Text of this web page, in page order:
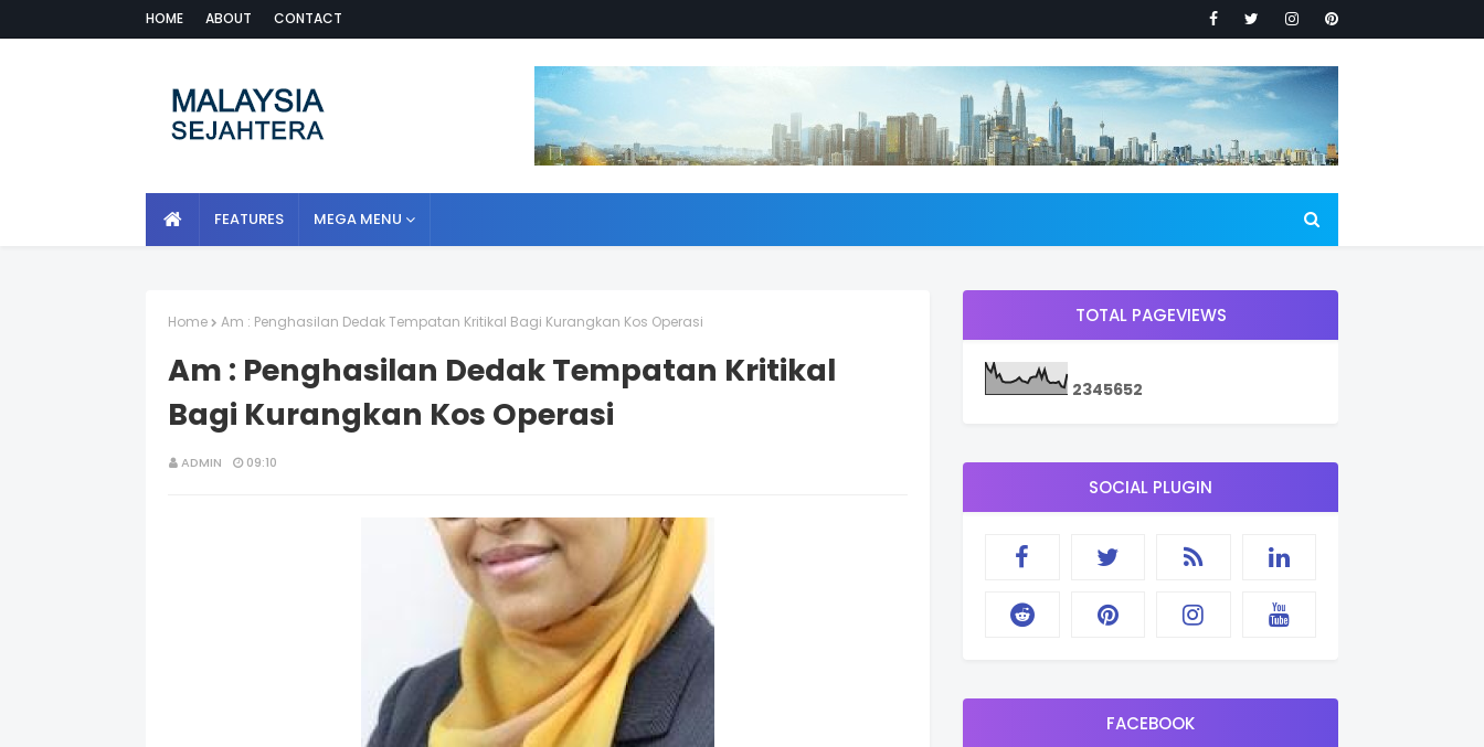
HOME ABOUT CONTACT
FEATURES MEGA MENU
Home Am : Penghasilan Dedak Tempatan Kritikal Bagi Kurangkan Kos Operasi
Am : Penghasilan Dedak Tempatan Kritikal
Bagi Kurangkan Kos Operasi
ADMIN 09:10
TOTAL PAGEVIEWS
2345652
SOCIAL PLUGIN
FACEBOOK